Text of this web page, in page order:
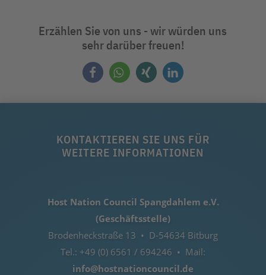
Erzählen Sie von uns - wir würden uns
sehr darüber freuen!
KONTAKTIEREN SIE UNS FÜR
WEITERE INFORMATIONEN
Host Nation Council Spangdahlem e.V.
(Geschäftsstelle)
Brodenheckstraße 13 • D-54634 Bitburg
Tel.: +49 (0) 6561 / 694246 • Mail:
info@hostnationcouncil.de